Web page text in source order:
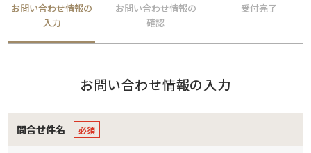
お問い合わせ情報の
入力
お問い合わせ情報の
確認
受付完了
お問い合わせ情報の入力
問合せ件名